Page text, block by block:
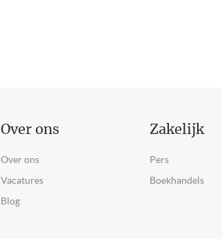
Over ons
Over ons
Vacatures
Blog
Zakelijk
Pers
Boekhandels